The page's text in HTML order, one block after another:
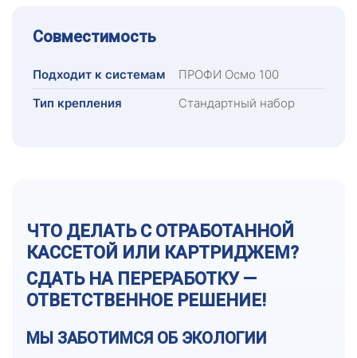
Совместимость
Подходит к системам
ПРОФИ Осмо 100
Тип крепления
Стандартный набор
ЧТО ДЕЛАТЬ С ОТРАБОТАННОЙ
КАССЕТОЙ ИЛИ КАРТРИДЖЕМ?
СДАТЬ НА ПЕРЕРАБОТКУ —
ОТВЕТСТВЕННОЕ РЕШЕНИЕ!
МЫ ЗАБОТИМСЯ ОБ ЭКОЛОГИИ